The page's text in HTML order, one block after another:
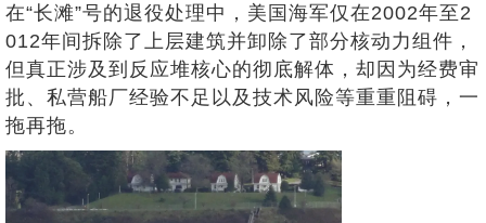
在“长滩”号的退役处理中，美国海军仅在2002年至2
012年间拆除了上层建筑并卸除了部分核动力组件，
但真正涉及到反应堆核心的彻底解体，却因为经费审
批、私营船厂经验不足以及技术风险等重重阻碍，一
拖再拖。